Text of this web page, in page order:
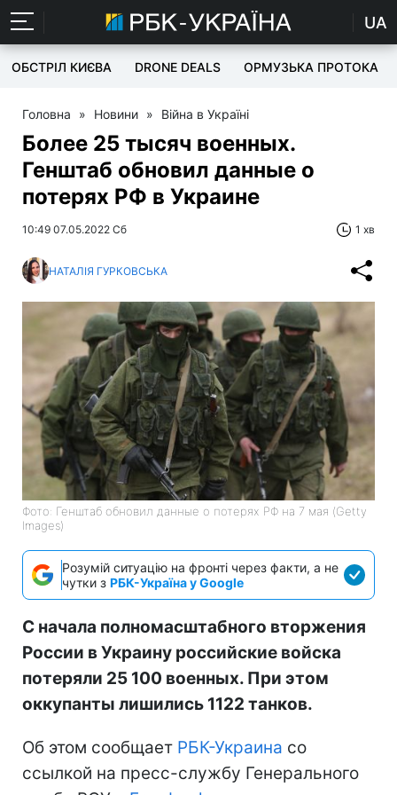
UA
ОБСТРІЛ КИЄВА DRONE DEALS ОРМУЗЬКА ПРОТОКА
Головна » Новини » Війна в Україні
Более 25 тысяч военных.
Генштаб обновил данные о
потерях РФ в Украине
10:49 07.05.2022 Сб 1 хв
НАТАЛІЯ ГУРКОВСЬКА
Фото: Генштаб обновил данные о потерях РФ на 7 мая (Getty
Images)
Розумій ситуацію на фронті через факти, а не
чутки з РБК-Україна у Google
С начала полномасштабного вторжения
России в Украину российские войска
потеряли 25 100 военных. При этом
оккупанты лишились 1122 танков.
Об этом сообщает РБК-Украина со
ссылкой на пресс-службу Генерального